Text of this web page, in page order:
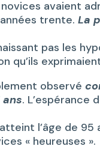
avaient
trente.La
pas les
qu’ils
observé
. L’espérance
l’âge de
« heureuses ».